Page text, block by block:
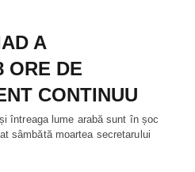
A
ORE DE
CONTINUU
întreaga lume arabă sunt în șoc
sâmbătă moartea secretarului